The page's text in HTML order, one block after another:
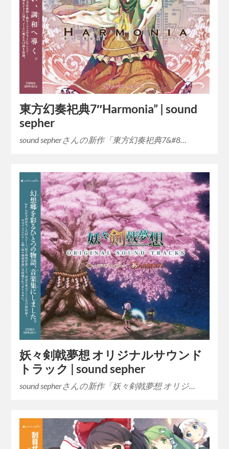
東方幻奏祀典7″Harmonia” | sound
sepher
sound sepherさんの新作「東方幻奏祀典7&#8…
妖々剣戟夢想 オリジナルサウンド
トラック | sound sepher
sound sepherさんの新作「妖々剣戟夢想 オリジ…